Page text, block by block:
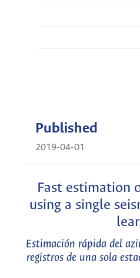
Published
2019-04-01
Fast estimation
using a single
Estimación rápida del
registros de una sola